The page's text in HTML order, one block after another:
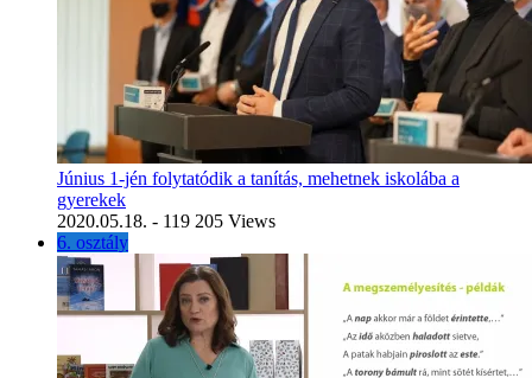
Június 1-jén folytatódik a tanítás, mehetnek iskolába a
gyerekek
2020.05.18. - 119 205 Views
6. osztály